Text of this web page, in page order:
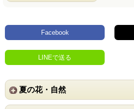
Facebook
LINEで送る
夏の花・自然